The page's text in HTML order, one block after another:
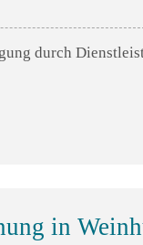
durch
in